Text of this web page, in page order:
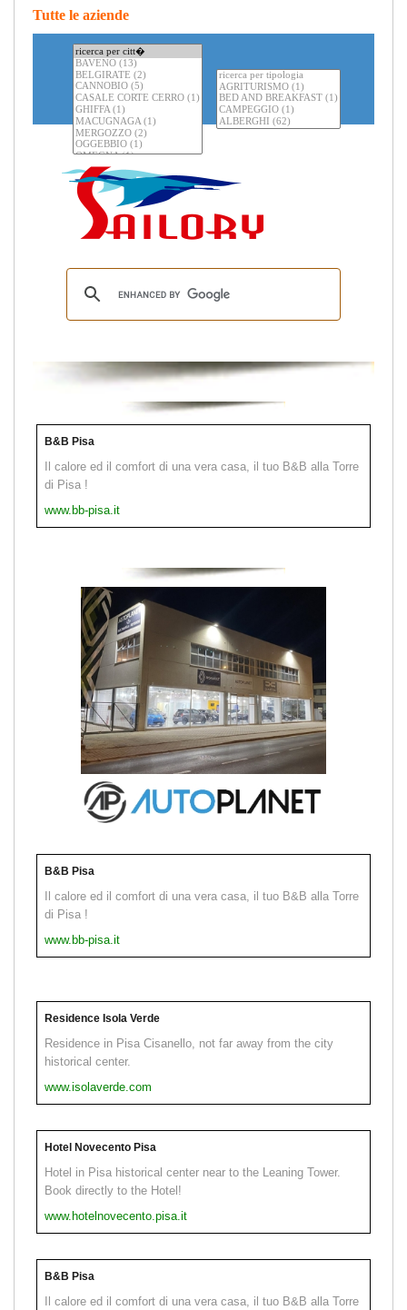
Tutte le aziende
B&B Pisa
Il calore ed il comfort di una vera casa, il tuo B&B alla Torre
di Pisa !
www.bb-pisa.it
B&B Pisa
Il calore ed il comfort di una vera casa, il tuo B&B alla Torre
di Pisa !
www.bb-pisa.it
Residence Isola Verde
Residence in Pisa Cisanello, not far away from the city
historical center.
www.isolaverde.com
Hotel Novecento Pisa
Hotel in Pisa historical center near to the Leaning Tower.
Book directly to the Hotel!
www.hotelnovecento.pisa.it
B&B Pisa
Il calore ed il comfort di una vera casa, il tuo B&B alla Torre